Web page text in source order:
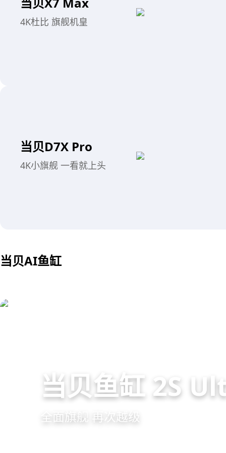
4K杜比 旗舰机皇
当贝D7X Pro
4K小旗舰 一看就上头
当贝AI鱼缸
当贝鱼缸 2S
全面旗舰 再次越级